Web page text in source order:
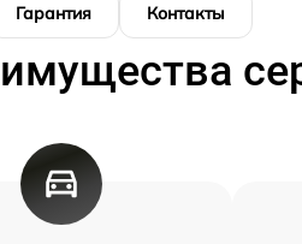
Гарантия Контакты